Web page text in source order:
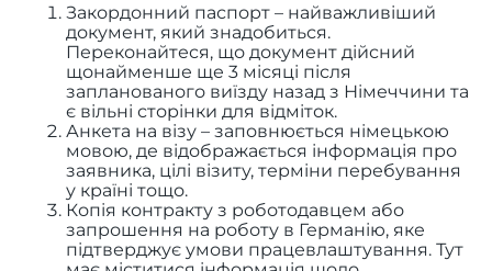
Закордонний паспорт – найважливіший
документ, який знадобиться.
Переконайтеся, що документ дійсний
щонайменше ще 3 місяці після
запланованого виїзду назад з Німеччини та
є вільні сторінки для відміток.
Анкета на візу – заповнюється німецькою
мовою, де відображається інформація про
заявника, цілі візиту, терміни перебування
у країні тощо.
Копія контракту з роботодавцем або
запрошення на роботу в Германію, яке
підтверджує умови працевлаштування. Тут